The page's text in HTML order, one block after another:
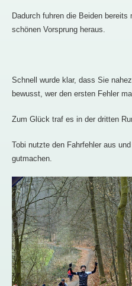
Dadurch fuhren die Beiden
schönen Vorsprung heraus.
Schnell wurde klar, dass Sie
bewusst, wer den ersten Fehler
Zum Glück traf es in der dritten
Tobi nutzte den Fahrfehler aus
gutmachen.